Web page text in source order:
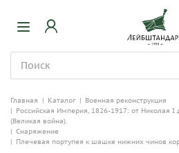
Главная | Каталог | Военная реконструкция
| Российская Империя, 1826-1917: от Николая
(Великая война).
| Снаряжение
| Плечевая портупея к шашке нижних чинов